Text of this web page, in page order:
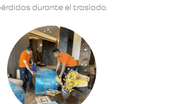
durante el traslado.